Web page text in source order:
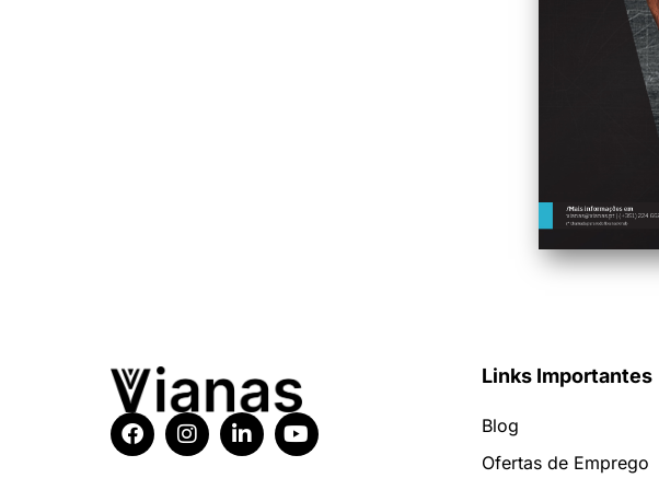
Links Importantes
Blog
Ofertas de Emprego